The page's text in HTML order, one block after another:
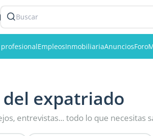
Buscar
EmpleosInmobiliariaAnunciosForo
expatriado
entrevistas... todo lo que